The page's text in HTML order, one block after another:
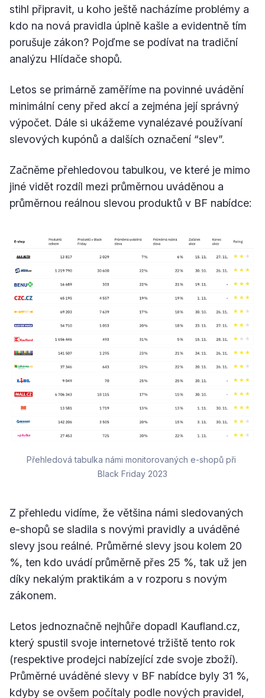
stihl připravit, u koho ještě nacházíme problémy a
kdo na nová pravidla úplně kašle a evidentně tím
porušuje zákon? Pojďme se podívat na tradiční
analýzu Hlídače shopů.
Letos se primárně zaměříme na povinné uvádění
minimální ceny před akcí a zejména její správný
výpočet. Dále si ukážeme vynalézavé používaní
slevových kupónů a dalších označení “slev”.
Začněme přehledovou tabulkou, ve které je mimo
jiné vidět rozdíl mezi průměrnou uváděnou a
průměrnou reálnou slevou produktů v BF nabídce:
Přehledová tabulka námi monitorovaných e-shopů při
Black Friday 2023
Z přehledu vidíme, že většina námi sledovaných
e-shopů se sladila s novými pravidly a uváděné
slevy jsou reálné. Průměrné slevy jsou kolem 20
%, ten kdo uvádí průměrně přes 25 %, tak už jen
díky nekalým praktikám a v rozporu s novým
zákonem.
Letos jednoznačně nejhůře dopadl Kaufland.cz,
který spustil svoje internetové tržiště tento rok
(respektive prodejci nabízející zde svoje zboží).
Průměrné uváděné slevy v BF nabídce byly 31 %,
kdyby se ovšem počítaly podle nových pravidel,